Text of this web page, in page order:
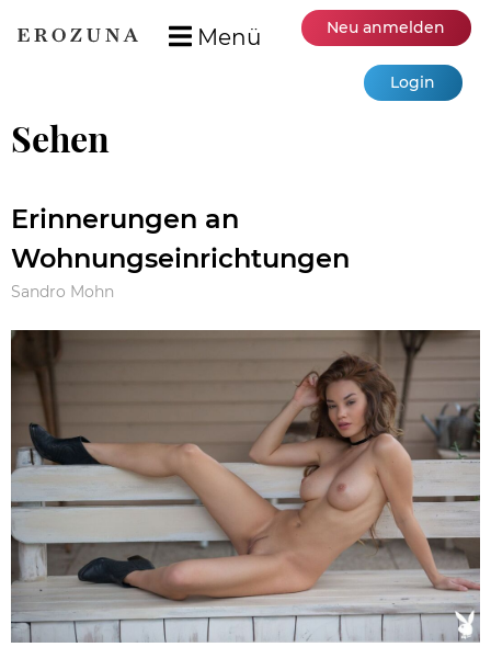
Menü Neu anmelden
Login
Sehen
Erinnerungen an
Wohnungseinrichtungen
Sandro Mohn